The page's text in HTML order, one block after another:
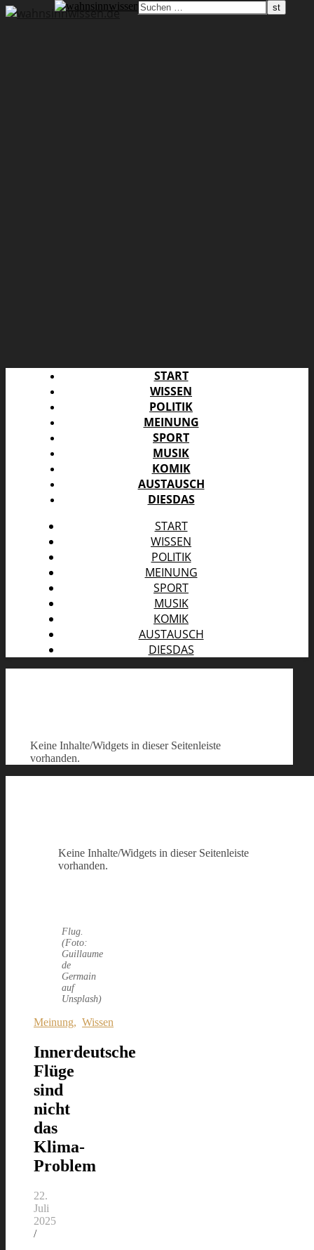
START
WISSEN
POLITIK
MEINUNG
SPORT
MUSIK
KOMIK
AUSTAUSCH
DIESDAS
START
WISSEN
POLITIK
MEINUNG
SPORT
MUSIK
KOMIK
AUSTAUSCH
DIESDAS
Keine Inhalte/Widgets in dieser Seitenleiste
vorhanden.
Keine Inhalte/Widgets in dieser Seitenleiste
vorhanden.
Flug.
(Foto:
Guillaume
de
Germain
auf
Unsplash)
Meinung, Wissen
Innerdeutsche
Flüge
sind
nicht
das
Klima-
Problem
22.
Juli
2025
/